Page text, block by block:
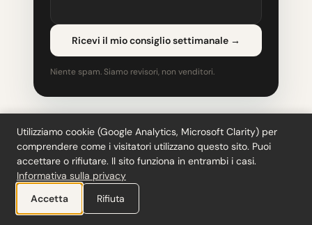
Ricevi il mio consiglio settimanale →
Niente spam. Siamo revisori, non venditori.
Utilizziamo cookie (Google Analytics, Microsoft Clarity) per
comprendere come i visitatori utilizzano questo sito. Puoi
accettare o rifiutare. Il sito funziona in entrambi i casi.
Informativa sulla privacy
Accetta
Rifiuta